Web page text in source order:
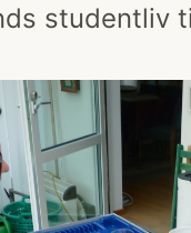
studentliv